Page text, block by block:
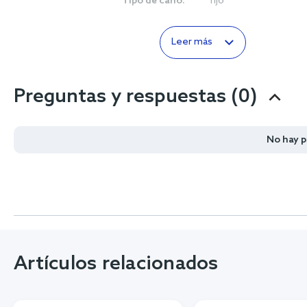
Leer más
Preguntas y respuestas (0)
No hay
Artículos relacionados